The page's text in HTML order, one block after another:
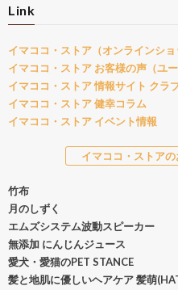
Link
イマココ・ストア（オンラインショ
イマココ・ストア お客様の声（ユー
イマココ・ストア 情報サイト クラ
イマココ・ストア 健幸コラム
イマココ・ストア イベント情報
イマココ・ストア
竹布
月のしずく
エムズシステム波動スピーカー
無添加 にんじんジュース
愛犬・愛猫のPET STANCE
髪と地肌に優しいヘアケア 髪萌